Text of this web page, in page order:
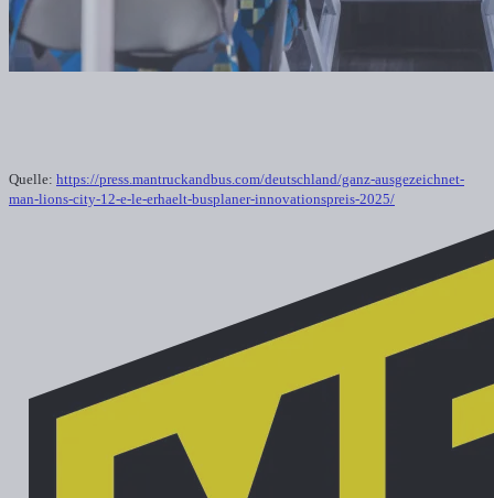
Quelle: https://press.mantruckandbus.com/deutschland/ganz-ausgezeichnet-
man-lions-city-12-e-le-erhaelt-busplaner-innovationspreis-2025/